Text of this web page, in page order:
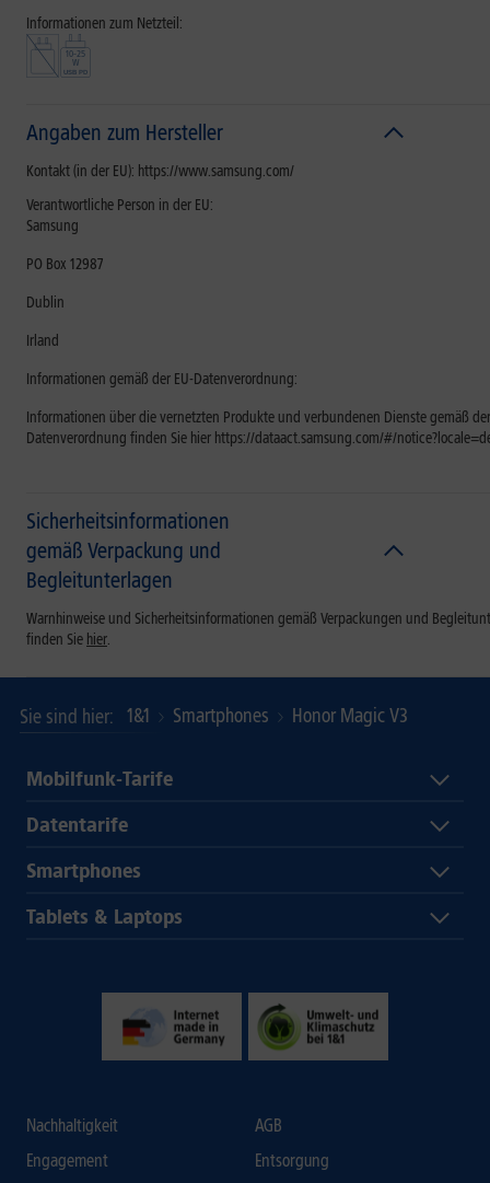
Informationen zum Netzteil:
Angaben zum Hersteller
Kontakt (in der EU): https://www.samsung.com/
Verantwortliche Person in der EU:
Samsung
PO Box 12987
Dublin
Irland
Informationen gemäß der EU-Datenverordnung:
Informationen über die vernetzten Produkte und verbundenen Dienste gemäß
Datenverordnung finden Sie hier https://dataact.samsung.com/#/
Sicherheitsinformationen
gemäß Verpackung und
Begleitunterlagen
Warnhinweise und Sicherheitsinformationen gemäß Verpackungen und
finden Sie hier.
Sie sind hier 1&1 Smartphones Honor Magic V3
Mobilfunk-Tarife
Datentarife
Smartphones
Tablets & Laptops
Nachhaltigkeit
Engagement
AGB
Entsorgung